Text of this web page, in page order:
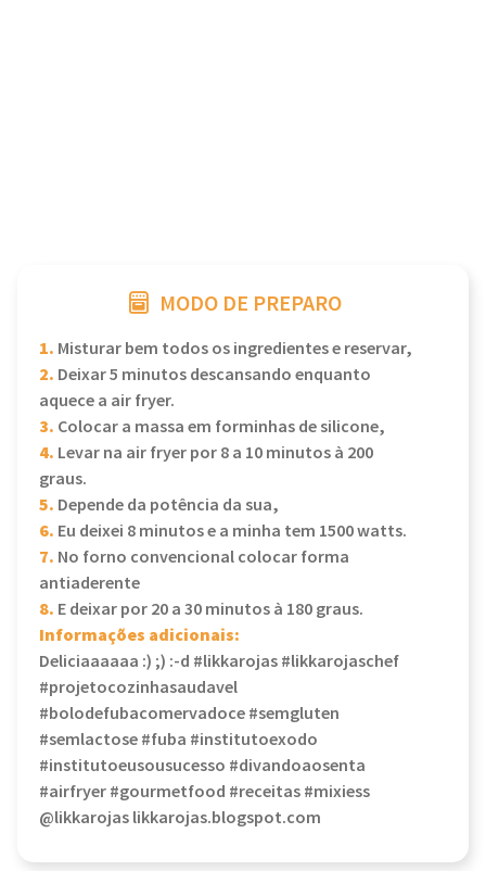
MODO DE PREPARO
1. Misturar bem todos os ingredientes e reservar,
2. Deixar 5 minutos descansando enquanto
aquece a air fryer.
3. Colocar a massa em forminhas de silicone,
4. Levar na air fryer por 8 a 10 minutos à 200
graus.
5. Depende da potência da sua,
6. Eu deixei 8 minutos e a minha tem 1500 watts.
7. No forno convencional colocar forma
antiaderente
8. E deixar por 20 a 30 minutos à 180 graus.
Informações adicionais:
Deliciaaaaaa :) ;) :-d #likkarojas #likkarojaschef
#projetocozinhasaudavel
#bolodefubacomervadoce #semgluten
#semlactose #fuba #institutoexodo
#institutoeusousucesso #divandoaosenta
#airfryer #gourmetfood #receitas #mixiess
@likkarojas likkarojas.blogspot.com